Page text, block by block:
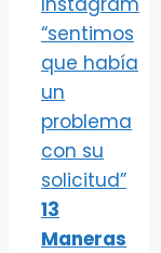
13
Maneras